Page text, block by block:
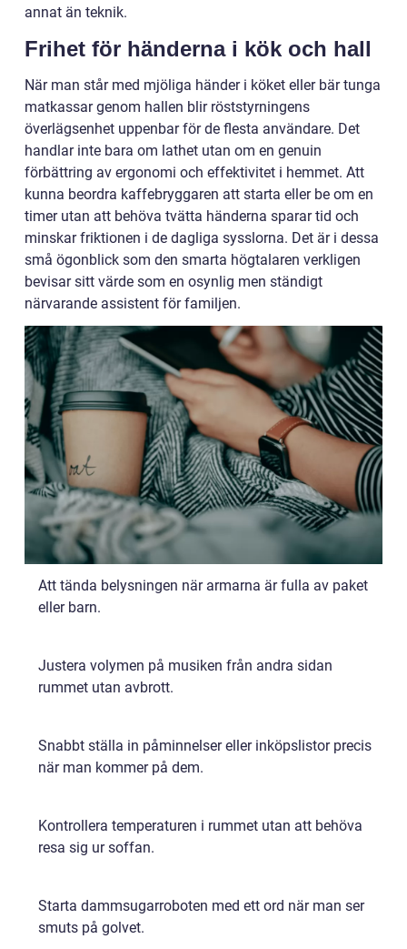
annat än teknik.
Frihet för händerna i kök och hall
När man står med mjöliga händer i köket eller bär tunga
matkassar genom hallen blir röststyrningens
överlägsenhet uppenbar för de flesta användare. Det
handlar inte bara om lathet utan om en genuin
förbättring av ergonomi och effektivitet i hemmet. Att
kunna beordra kaffebryggaren att starta eller be om en
timer utan att behöva tvätta händerna sparar tid och
minskar friktionen i de dagliga sysslorna. Det är i dessa
små ögonblick som den smarta högtalaren verkligen
bevisar sitt värde som en osynlig men ständigt
närvarande assistent för familjen.
Att tända belysningen när armarna är fulla av paket
eller barn.
Justera volymen på musiken från andra sidan
rummet utan avbrott.
Snabbt ställa in påminnelser eller inköpslistor precis
när man kommer på dem.
Kontrollera temperaturen i rummet utan att behöva
resa sig ur soffan.
Starta dammsugarroboten med ett ord när man ser
smuts på golvet.